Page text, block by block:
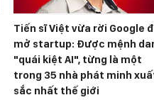
Tiến sĩ Việt vừa rời Google
mở startup: Được mệnh
"quái kiệt AI", từng là một
trong 35 nhà phát minh
sắc nhất thế giới